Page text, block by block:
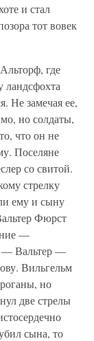
и стал
тот вовек
где
ландсфохта
Не замечая ее,
но солдаты,
что он не
Поселяне
со свитой.
стрелку
ему и сыну
Фюрст
—
— Вальтер —
Вильгельм
но
две стрелы
сына, то